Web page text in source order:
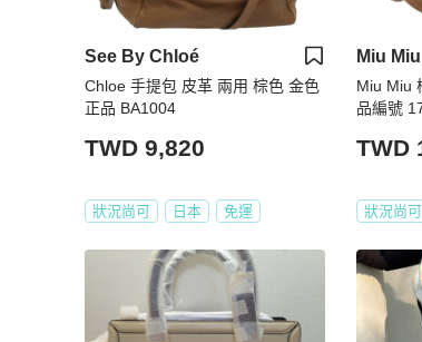
See By Chloé
Chloe 手提包 皮革 兩用 棕色 金色
正品 BA1004
TWD 9,820
狀況尚可 日本 免運
Miu Miu
Miu Miu
品編號
TWD
狀況尚可